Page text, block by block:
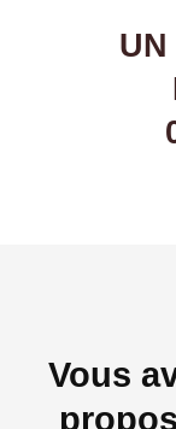
UN
Vous